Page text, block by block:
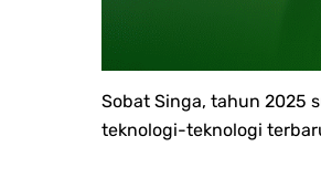
Sobat Singa, tahun 2025
teknologi-teknologi